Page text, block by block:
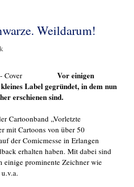
Weildarum!
Vor einigen
Label gegründet, in dem nun
erschienen sind.
Cartoonband „Vorletzte
mit Cartoons von über 50
der Comicmesse in Erlangen
erhalten haben. Mit dabei sind
einige prominente Zeichner wie